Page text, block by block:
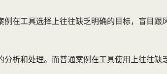
在工具选择上往往缺乏明确的目标，盲目跟
析和处理。而普通案例在工具使用上往往